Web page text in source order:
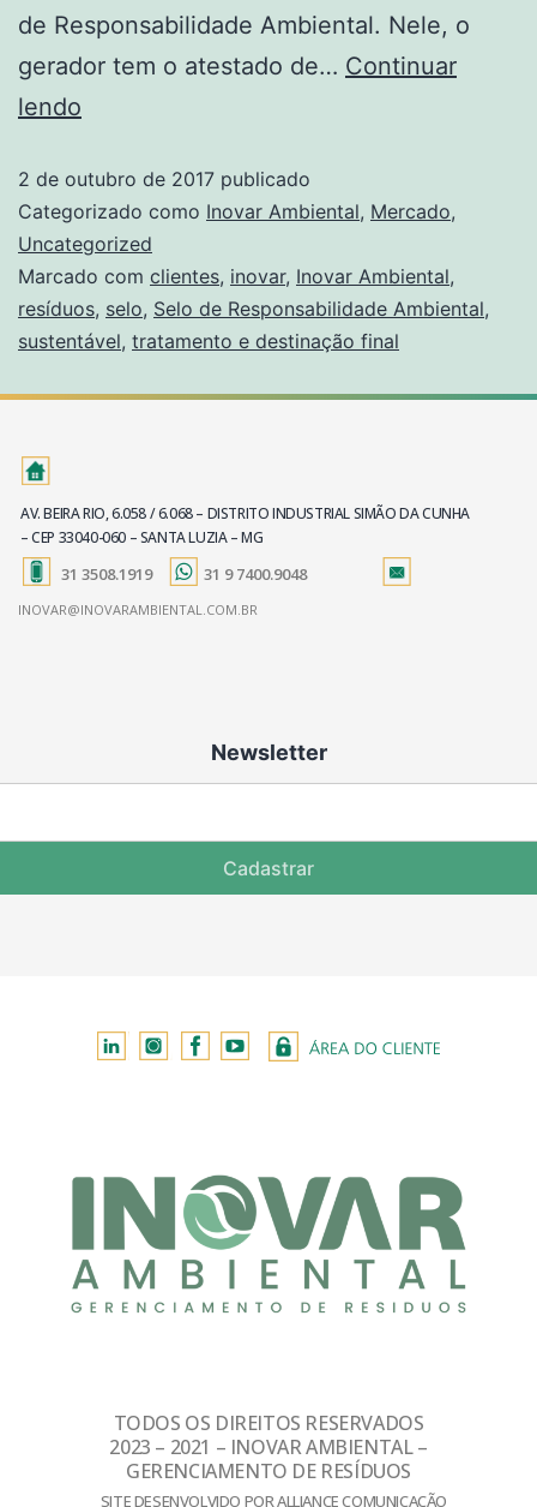
de Responsabilidade Ambiental. Nele, o
gerador tem o atestado de… Continuar
lendo
2 de outubro de 2017 publicado
Categorizado como Inovar Ambiental, Mercado,
Uncategorized
Marcado com clientes, inovar, Inovar Ambiental,
resíduos, selo, Selo de Responsabilidade Ambiental,
sustentável, tratamento e destinação final
AV. BEIRA RIO, 6.058 / 6.068 – DISTRITO INDUSTRIAL SIMÃO DA CUNHA
– CEP 33040-060 – SANTA LUZIA – MG
31 3508.1919 31 9 7400.9048
INOVAR@INOVARAMBIENTAL.COM.BR
Newsletter
Cadastrar
TODOS OS DIREITOS RESERVADOS
2023 – 2021 – INOVAR AMBIENTAL –
GERENCIAMENTO DE RESÍDUOS
SITE DESENVOLVIDO POR ALLIANCE COMUNICAÇÃO